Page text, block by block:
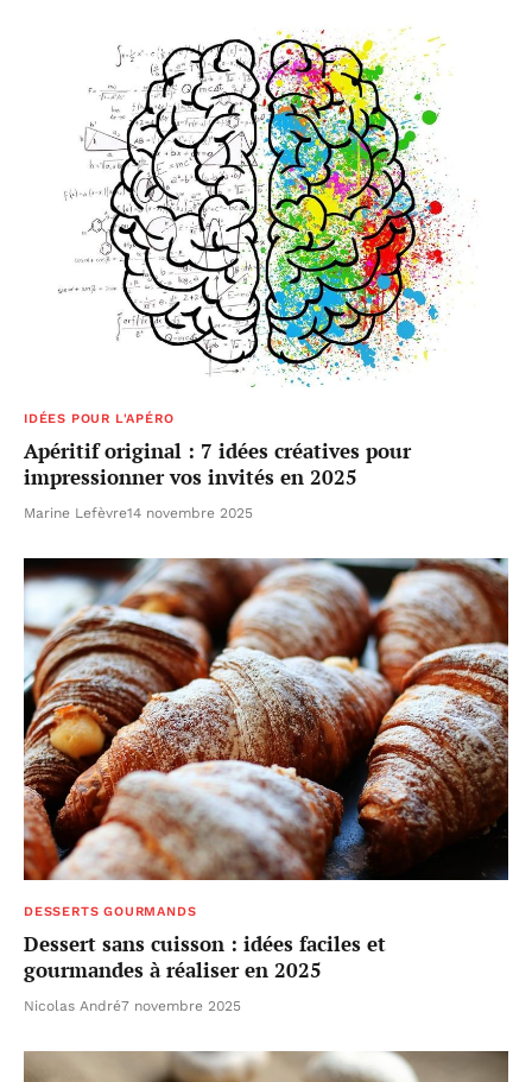
IDÉES POUR L'APÉRO
Apéritif original : 7 idées créatives pour
impressionner vos invités en 2025
Marine Lefèvre14 novembre 2025
DESSERTS GOURMANDS
Dessert sans cuisson : idées faciles et
gourmandes à réaliser en 2025
Nicolas André7 novembre 2025